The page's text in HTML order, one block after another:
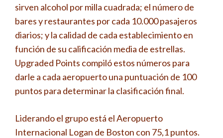
sirven alcohol por milla cuadrada; el número de
bares y restaurantes por cada 10.000 pasajeros
diarios; y la calidad de cada establecimiento en
función de su calificación media de estrellas.
Upgraded Points compiló estos números para
darle a cada aeropuerto una puntuación de 100
puntos para determinar la clasificación final.
Liderando el grupo está el Aeropuerto
Internacional Logan de Boston con 75,1 puntos.